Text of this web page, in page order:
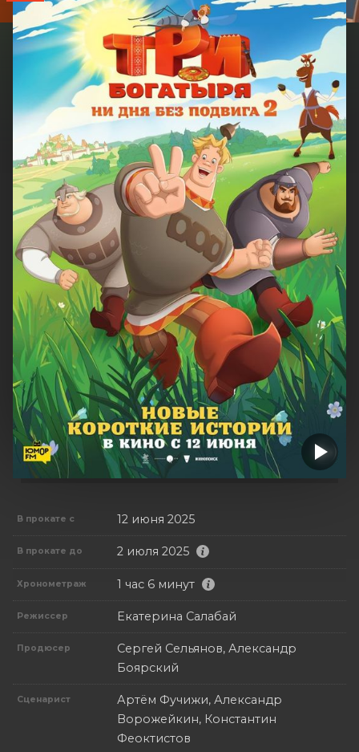
В прокате с 12 июня 2025
В прокате до 2 июля 2025
Хронометраж 1 час 6 минут
Режиссер Екатерина Салабай
Продюсер
Сергей Сельянов, Александр
Боярский
Сценарист
Артём Фучижи, Александр
Ворожейкин, Константин
Феоктистов